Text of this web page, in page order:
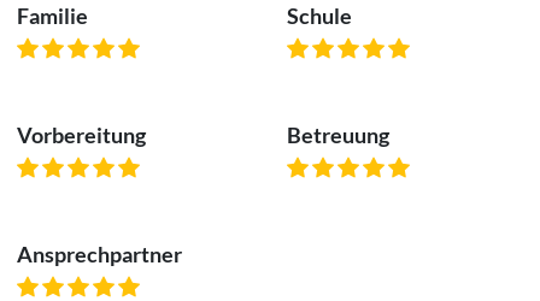
Familie Schule
Vorbereitung Betreuung
Ansprechpartner